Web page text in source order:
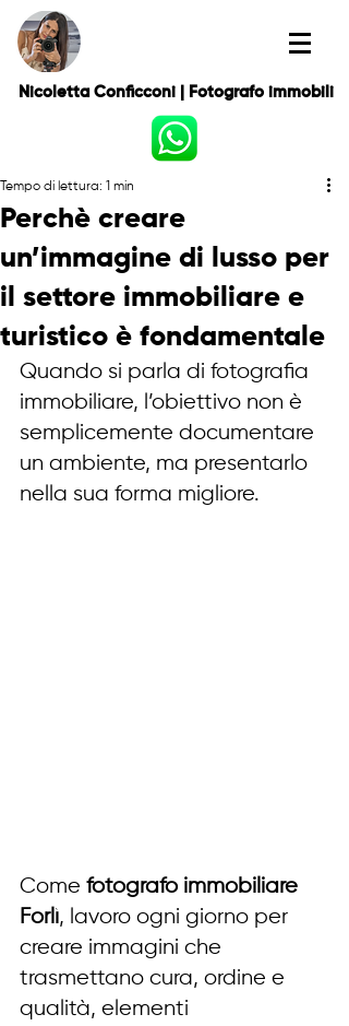
Nicoletta Conficconi | Fotografo immobili
Perchè creare
un’immagine di lusso per
il settore immobiliare e
turistico è fondamentale
Tempo di lettura: 1 min
Quando si parla di fotografia
immobiliare, l’obiettivo non è
semplicemente documentare
un ambiente, ma presentarlo
nella sua forma migliore.
Come fotografo immobiliare
Forlì, lavoro ogni giorno per
creare immagini che
trasmettano cura, ordine e
qualità, elementi